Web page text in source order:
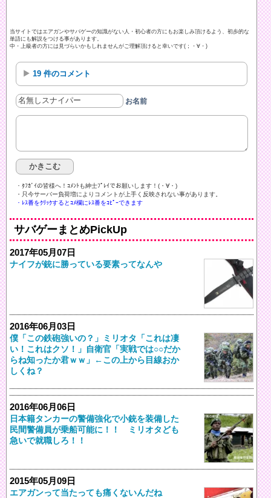
当サイトではエアガンやサバゲーの知識がない人・初心者の方にもお楽しみ頂けるよう、初歩的な
単語にも解説をつける事があります。
中・上級者の方には見づらいかもしれませんがご理解頂けると幸いです(；・∀・)
19 件のコメント
お名前
・ﾀﾌｶﾞｲの皆様へ！ｺﾒﾝﾄも紳士ﾌﾟﾚｲでお願いします！(・∀・)ゞ
・只今サーバー負荷増によりコメントが上手く反映されない事があります。
・ﾚｽ番をｸﾘｯｸするとｺﾒ欄にﾚｽ番をｺﾋﾟｰできます
サバゲーまとめPickUp
2017年05月07日
ナイフが銃に勝っている要素ってなんや
2016年06月03日
僕「この鉄砲強いの？」ミリオタ「これは凄
い！これはクソ！」自衛官「実戦では○○だか
らね知ったか君ｗｗ」←この上から目線おか
しくね？
2016年06月06日
日本籍タンカーの警備強化で小銃を装備した
民間警備員が乗船可能に！！ ミリオタども
急いで就職しろ！！
2015年05月09日
エアガンって当たっても痛くないんだね